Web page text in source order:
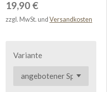
19,90 €
zzgl. MwSt. und Versandkosten
Variante